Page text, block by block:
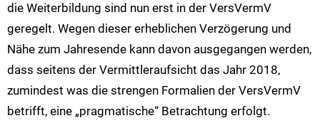
die Weiterbildung sind nun erst in der VersVermV
geregelt. Wegen dieser erheblichen Verzögerung und
Nähe zum Jahresende kann davon ausgegangen werden,
dass seitens der Vermittleraufsicht das Jahr 2018,
zumindest was die strengen Formalien der VersVermV
betrifft, eine „pragmatische“ Betrachtung erfolgt.